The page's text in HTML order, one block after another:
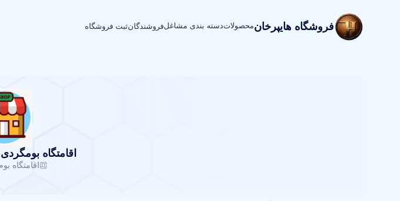
فروشگاه هایپرخانمحصولاتدسته بندی مشاغلفروشندگانثبت فروشگاه
اقامتگاه
اقامتگاه